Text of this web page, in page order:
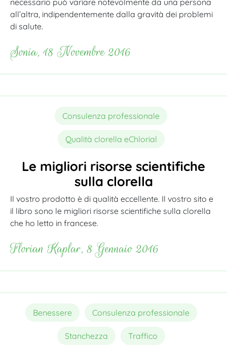
all’altra, indipendentemente dalla gravità dei problemi
di salute.
Sonia, 18 Novembre 2016
Consulenza professionale
Qualità clorella eChlorial
Le migliori risorse scientifiche
sulla clorella
Il vostro prodotto è di qualità eccellente. Il vostro sito e
il libro sono le migliori risorse scientifiche sulla clorella
che ho letto in francese.
Florian Kaplar, 8 Gennaio 2016
Benessere Consulenza professionale
Stanchezza Traffico